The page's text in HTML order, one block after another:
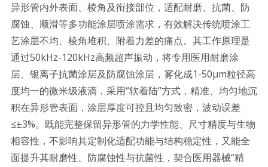
异形管内外表面、棱角及衔接部位，适配耐磨、抗菌、防
腐蚀、顺滑等多功能涂层喷涂需求，有效解决传统喷涂工
艺涂层不均、棱角堆积、附着力差的痛点。其工作原理是
通过50kHz-120kHz高频超声振动，将专用医用耐磨涂
层、银离子抗菌涂层及防腐蚀涂层，雾化成1-50μm粒径高
度均一的微米级液滴，采用“软着陆”方式，精准、均匀地沉
积在异形管表面，涂层厚度可控且均匀致密，波动误差
≤±3%。既能完整保留异形管的力学性能、尺寸精度与生物
相容性，不影响其定制化适配功能与结构稳定性，又能全
面提升其耐磨性、防腐蚀性与抗菌性，契合医用器械“精